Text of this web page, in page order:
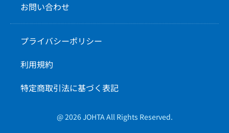
お問い合わせ
プライバシーポリシー
利用規約
特定商取引法に基づく表記
@ 2026 JOHTA All Rights Reserved.